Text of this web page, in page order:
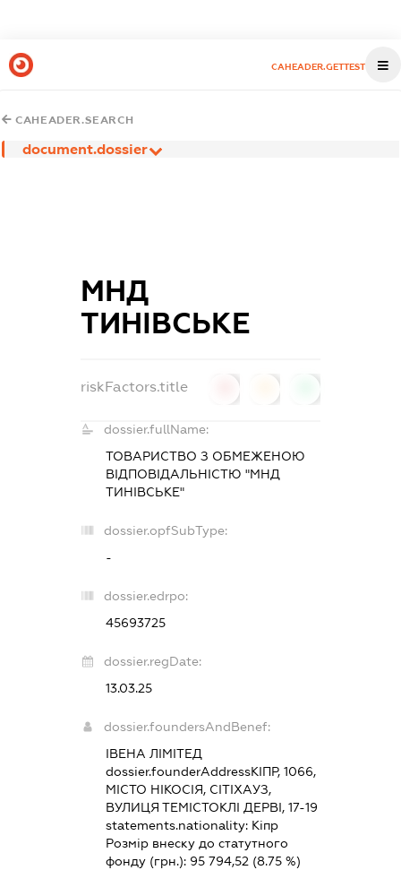
CAHEADER.GETTEST
CAHEADER.SEARCH
document.dossier
МНД
ТИНІВСЬКЕ
riskFactors.title
dossier.fullName:
ТОВАРИСТВО З ОБМЕЖЕНОЮ
ВІДПОВІДАЛЬНІСТЮ "МНД
ТИНІВСЬКЕ"
dossier.opfSubType:
-
dossier.edrpo:
45693725
dossier.regDate:
13.03.25
dossier.foundersAndBenef:
ІВЕНА ЛІМІТЕД
dossier.founderAddressКІПР, 1066,
МІСТО НІКОСІЯ, СІТІХАУЗ,
ВУЛИЦЯ ТЕМІСТОКЛІ ДЕРВІ, 17-19
statements.nationality: Кіпр
Розмір внеску до статутного
фонду (грн.): 95 794,52(8.75 %)